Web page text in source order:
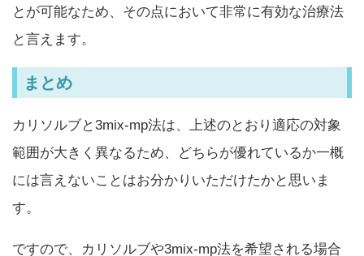
とが可能なため、その点において非常に有効な治療法
と言えます。
まとめ
カリソルブと3mix-mp法は、上述のとおり適応の対象
範囲が大きく異なるため、どちらが優れているか一概
には言えないことはお分かりいただけたかと思いま
す。
ですので、カリソルブや3mix-mp法を希望される場合